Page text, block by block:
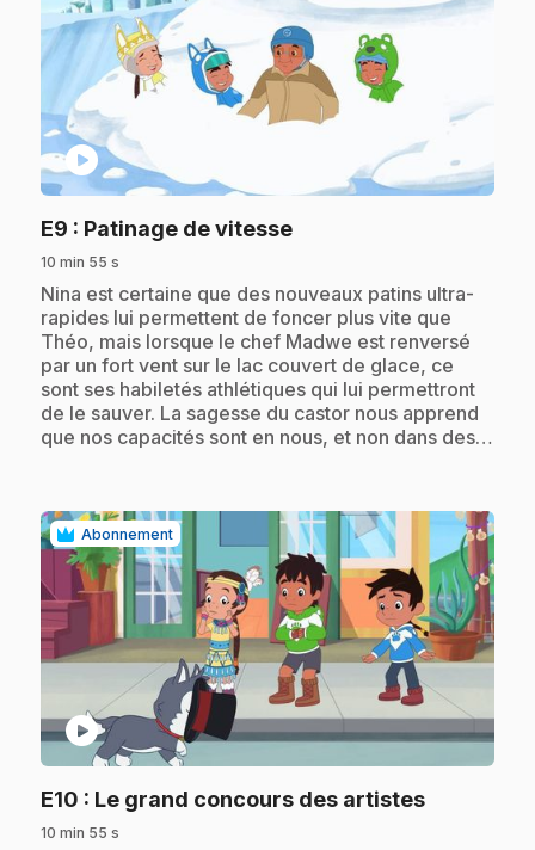
play_circle
E9 : Patinage de vitesse.
10 min 55 s
.Nina est certaine que des nouveaux patins ultra-
rapides lui permettent de foncer plus vite que
Théo, mais lorsque le chef Madwe est renversé
par un fort vent sur le lac couvert de glace, ce
sont ses habiletés athlétiques qui lui permettront
de le sauver. La sagesse du castor nous apprend
que nos capacités sont en nous, et non dans des…
Abonnement
play_circle
E10 : Le grand concours des artistes.
10 min 55 s